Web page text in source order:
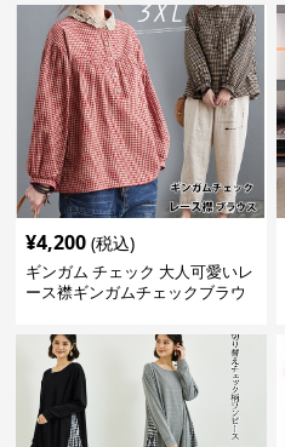
¥4,200 (税込)
ギンガム チェック 大人可愛いレ
ース襟ギンガムチェックブラウ